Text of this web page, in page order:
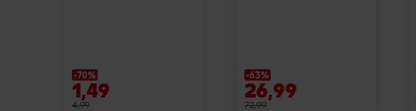
-70%
1,49
4,99
-63%
26,99
72,99